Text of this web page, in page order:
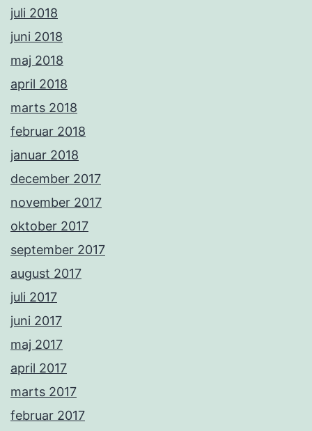
juli 2018
juni 2018
maj 2018
april 2018
marts 2018
februar 2018
januar 2018
december 2017
november 2017
oktober 2017
september 2017
august 2017
juli 2017
juni 2017
maj 2017
april 2017
marts 2017
februar 2017